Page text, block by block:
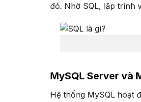
đó. Nhờ SQL, lập trình
MySQL Server và
Hệ thống MySQL hoạt